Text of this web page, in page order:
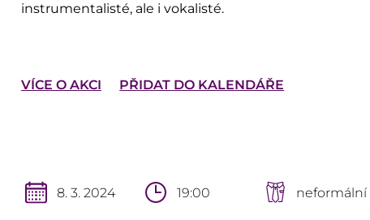
instrumentalisté, ale i vokalisté.
VÍCE O AKCI PŘIDAT DO KALENDÁŘE
8. 3. 2024 19:00 neformální